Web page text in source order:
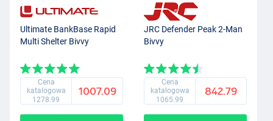
Ultimate BankBase Rapid
Multi Shelter Bivvy
Cena
katalogowa
1278.99
1007.09
JRC Defender Peak 2-Man
Bivvy
Cena
katalogowa
1065.99
842.79